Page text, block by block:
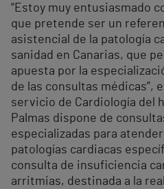
“Estoy muy entusiasmado
que pretende ser un
asistencial de la patología
sanidad en Canarias, que
apuesta por la
de las consultas médicas”,
servicio de Cardiología del
Palmas dispone de
especializadas para
patologías cardiacas
consulta de insuficiencia
arritmias, destinada a la